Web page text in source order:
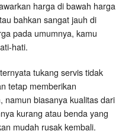
harga di bawah harga
bahkan sangat jauh di
pada umumnya, kamu
hati.
tukang servis tidak
tetap memberikan
namun biasanya kualitas dari
kurang atau benda yang
mudah rusak kembali.